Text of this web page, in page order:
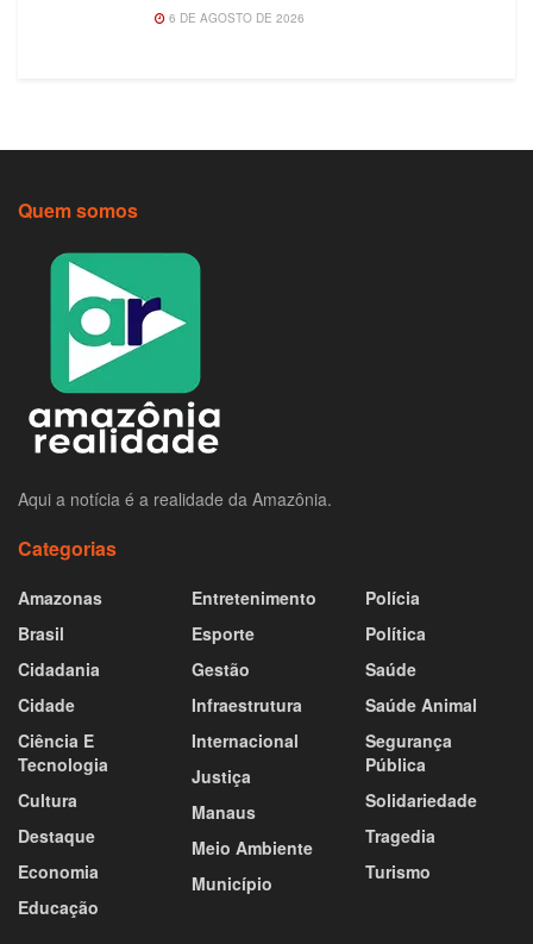
6 DE AGOSTO DE 2026
Quem somos
Aqui a notícia é a realidade da Amazônia.
Categorias
Amazonas
Brasil
Cidadania
Cidade
Ciência E
Tecnologia
Cultura
Destaque
Economia
Educação
Entretenimento
Esporte
Gestão
Infraestrutura
Internacional
Justiça
Manaus
Meio Ambiente
Município
Polícia
Política
Saúde
Saúde Animal
Segurança
Pública
Solidariedade
Tragedia
Turismo